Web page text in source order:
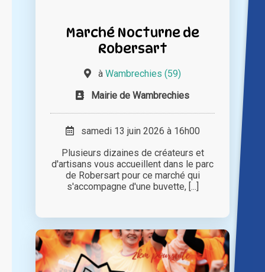
Marché Nocturne de
Robersart
à Wambrechies (59)
Mairie de Wambrechies
samedi 13 juin 2026 à 16h00
Plusieurs dizaines de créateurs et
d'artisans vous accueillent dans le parc
de Robersart pour ce marché qui
s'accompagne d'une buvette, [...]